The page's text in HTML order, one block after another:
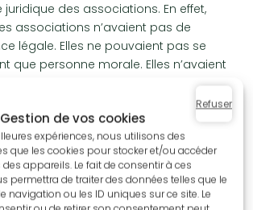
Gestion de vos cookies
expériences, nous utilisons des
que les cookies pour stocker et/ou accéder
appareils. Le fait de consentir à ces
permettra de traiter des données telles que le
navigation ou les ID uniques sur ce site. Le
Refuser
des associations. En effet,
associations n’avaient pas de
légale. Elles ne pouvaient pas se
que personne morale. Elles n’avaient
La loi de 1901 a ainsi permis aux
se doter d’une personnalité juridique et
certaine reconnaissance auprès des